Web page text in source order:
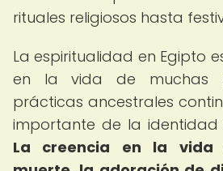
rituales religiosos hasta
La espiritualidad en Egipto
en la vida de muchas
prácticas ancestrales
importante de la identidad
La creencia en la vida